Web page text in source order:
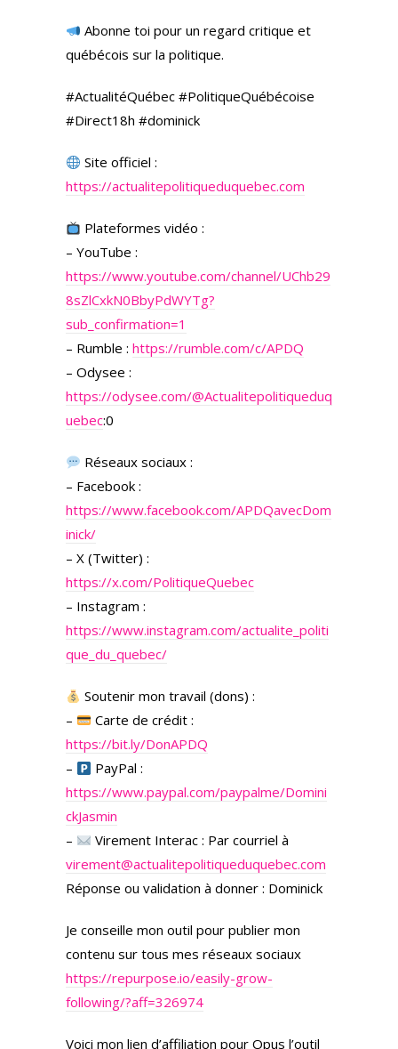
Abonne toi pour un regard critique et
québécois sur la politique.
#ActualitéQuébec #PolitiqueQuébécoise
#Direct18h #dominick
Site officiel :
https://actualitepolitiqueduquebec.com
Plateformes vidéo :
– YouTube :
https://www.youtube.com/channel/UChb29
8sZlCxkN0BbyPdWYTg?
sub_confirmation=1
– Rumble : https://rumble.com/c/APDQ
– Odysee :
https://odysee.com/@Actualitepolitiqueduq
uebec:0
Réseaux sociaux :
– Facebook :
https://www.facebook.com/APDQavecDom
inick/
– X (Twitter) :
https://x.com/PolitiqueQuebec
– Instagram :
https://www.instagram.com/actualite_politi
que_du_quebec/
Soutenir mon travail (dons) :
–
Carte de crédit :
https://bit.ly/DonAPDQ
–
PayPal :
https://www.paypal.com/paypalme/Domini
ckJasmin
–
Virement Interac : Par courriel à
virement@actualitepolitiqueduquebec.com
Réponse ou validation à donner : Dominick
Je conseille mon outil pour publier mon
contenu sur tous mes réseaux sociaux
https://repurpose.io/easily-grow-
following/?aff=326974
Voici mon lien d’affiliation pour Opus l’outil